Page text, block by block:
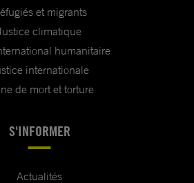
et migrants
climatique
humanitaire
internationale
de mort et torture
S'INFORMER
Actualités